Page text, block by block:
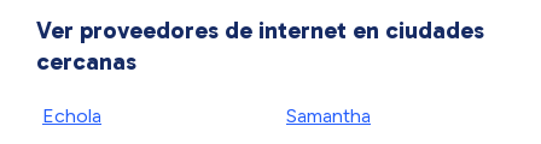
Ver proveedores de internet en ciudades
cercanas
Echola
Samantha